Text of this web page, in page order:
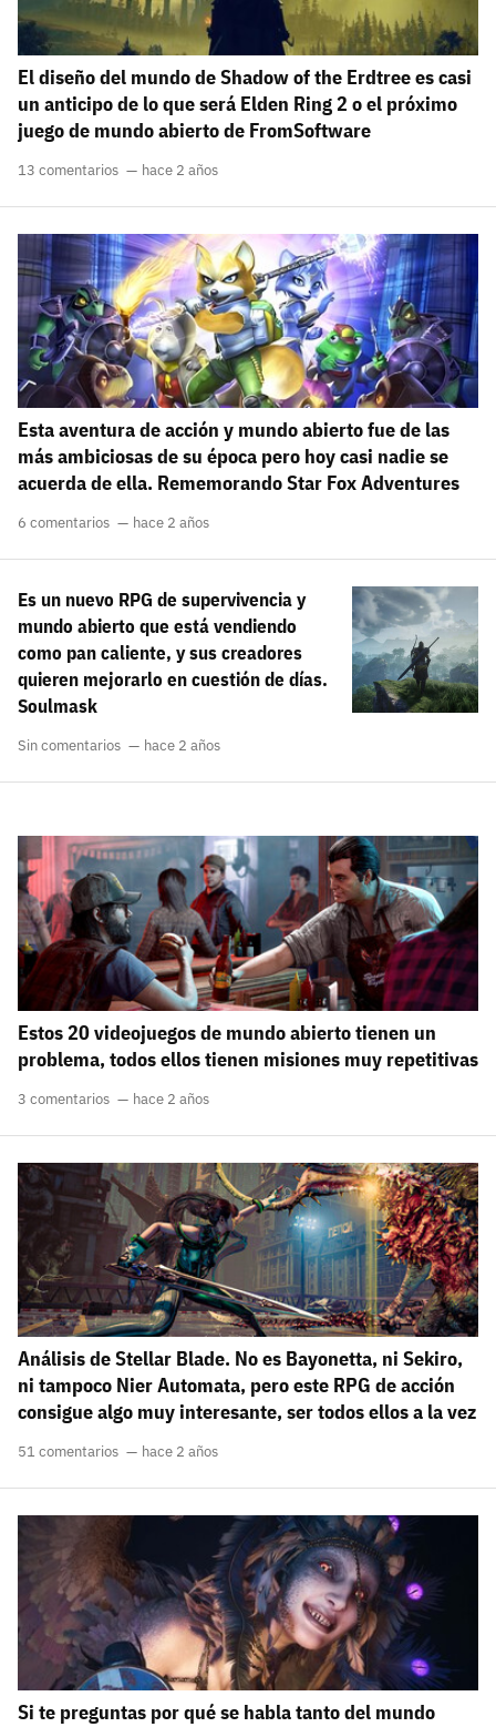
El diseño del mundo de Shadow of the Erdtree es casi
un anticipo de lo que será Elden Ring 2 o el próximo
juego de mundo abierto de FromSoftware
13 comentarios hace 2 años
Esta aventura de acción y mundo abierto fue de las
más ambiciosas de su época pero hoy casi nadie se
acuerda de ella. Rememorando Star Fox Adventures
6 comentarios hace 2 años
Es un nuevo RPG de supervivencia y
mundo abierto que está vendiendo
como pan caliente, y sus creadores
quieren mejorarlo en cuestión de días.
Soulmask
Sin comentarios hace 2 años
Estos 20 videojuegos de mundo abierto tienen un
problema, todos ellos tienen misiones muy repetitivas
3 comentarios hace 2 años
Análisis de Stellar Blade. No es Bayonetta, ni Sekiro,
ni tampoco Nier Automata, pero este RPG de acción
consigue algo muy interesante, ser todos ellos a la vez
51 comentarios hace 2 años
Si te preguntas por qué se habla tanto del mundo